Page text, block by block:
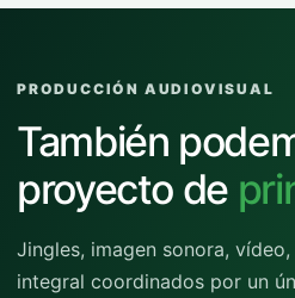
PRODUCCIÓN AUDIOVISUAL
También
proyecto de
Jingles, imagen sonora,
integral coordinados por un